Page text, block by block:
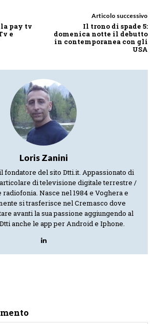
pay tv
e
Articolo successivo
Il trono di spade 5:
domenica notte il debutto
in contemporanea con gli
USA
Loris Zanini
fondatore del sito Dtti.it. Appassionato di
di televisione digitale terrestre /
Nasce nel 1984 e Voghera e
si trasferisce nel Cremasco dove
avanti la sua passione aggiungendo al
anche le app per Android e Iphone.